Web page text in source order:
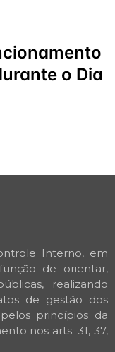
o Dia
Interno, em
de orientar,
realizando
de gestão dos
princípios da
nos arts. 31, 37,